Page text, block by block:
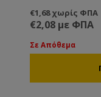
€1,68 χωρίς ΦΠΑ
€2,08 με ΦΠΑ
Σε Απόθεμα